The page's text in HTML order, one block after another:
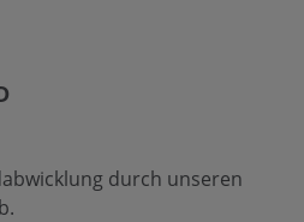
durch unseren